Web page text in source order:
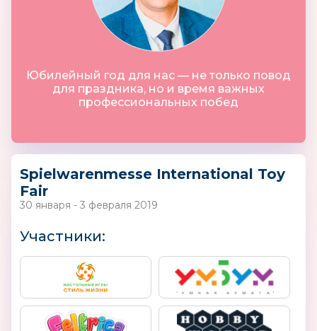
Юбилейный год для нас — не только повод
для праздника, но и время важных
профессиональных побед
Spielwarenmesse International Toy
Fair
30 января - 3 февраля 2019
Участники: